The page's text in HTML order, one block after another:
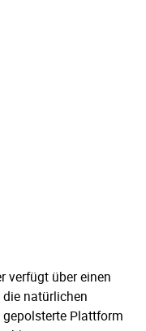
verfügt über einen
natürlichen
Plattform